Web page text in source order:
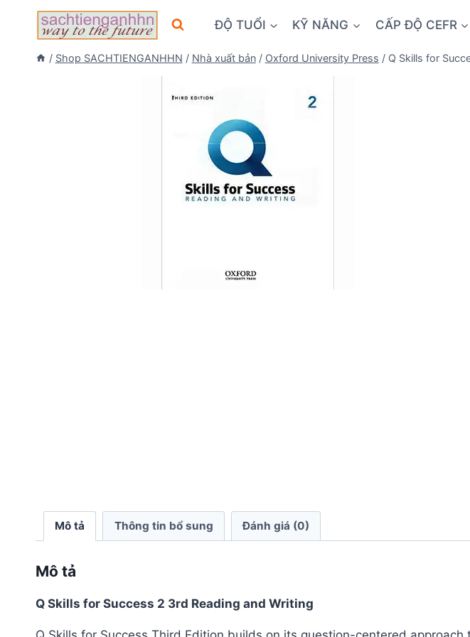
ĐỘ TUỔI KỸ NĂNG CẤP ĐỘ CEFR
/ Shop SACHTIENGANHHN / Nhà xuất bản / Oxford University Press / Q Skills for
Mô tả Thông tin bổ sung Đánh giá (0)
Mô tả
Q Skills for Success 2 3rd Reading and Writing